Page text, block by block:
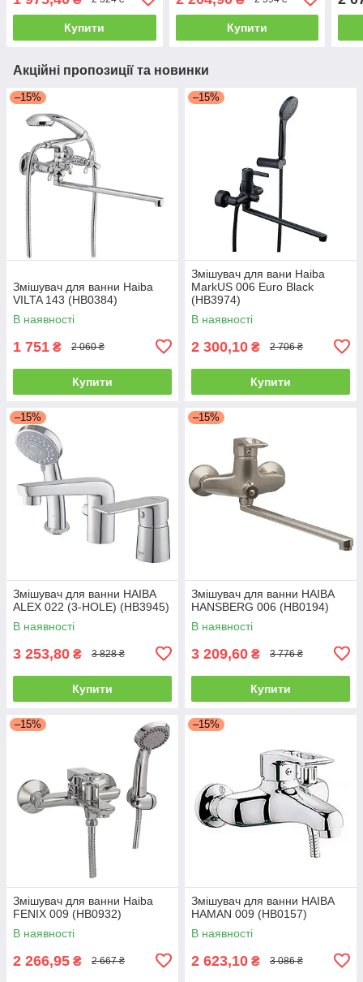
Купити Купити
Акційні пропозиції та новинки
–15%
Змішувач для ванни Haiba
VILTA 143 (HB0384)
В наявності
1 751 ₴ 2 060 ₴
Купити
–15%
Змішувач для вани Haiba
MarkUS 006 Euro Black
(HB3974)
В наявності
2 300,10 ₴ 2 706 ₴
Купити
–15%
Змішувач для ванни HAIBA
ALEX 022 (3-HOLE) (HB3945)
В наявності
3 253,80 ₴ 3 828 ₴
Купити
–15%
Змішувач для ванни HAIBA
HANSBERG 006 (HB0194)
В наявності
3 209,60 ₴ 3 776 ₴
Купити
–15%
Змішувач для ванни Haiba
FENIX 009 (HB0932)
В наявності
2 266,95 ₴ 2 667 ₴
–15%
Змішувач для ванни HAIBA
HAMAN 009 (HB0157)
В наявності
2 623,10 ₴ 3 086 ₴